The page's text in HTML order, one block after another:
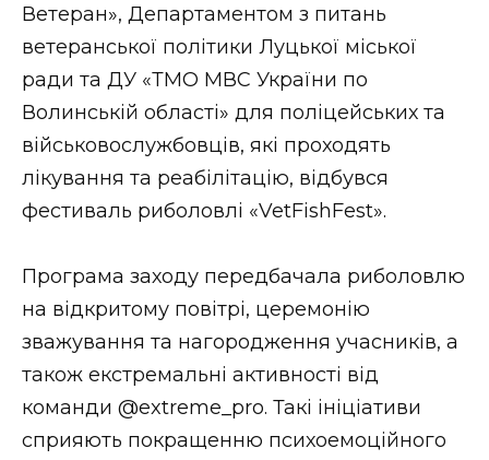
ВІДЕО
Ветеран», Департаментом з питань
ветеранської політики Луцької міської
ради та ДУ «ТМО МВС України по
Волинській області» для поліцейських та
військовослужбовців, які проходять
лікування та реабілітацію, відбувся
фестиваль риболовлі «VetFishFest».
Програма заходу передбачала риболовлю
на відкритому повітрі, церемонію
зважування та нагородження учасників, а
також екстремальні активності від
команди @extreme_pro. Такі ініціативи
сприяють покращенню психоемоційного